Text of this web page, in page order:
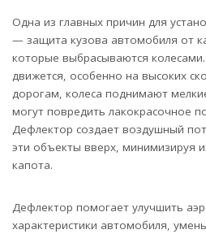
Одна из главных причин для
— защита кузова автомобиля от
которые выбрасываются
движется, особенно на высоких
дорогам, колеса поднимают
могут повредить лакокрасочное
Дефлектор создает воздушный
эти объекты вверх, минимизируя
капота.
Дефлектор помогает улучшить
характеристики автомобиля,